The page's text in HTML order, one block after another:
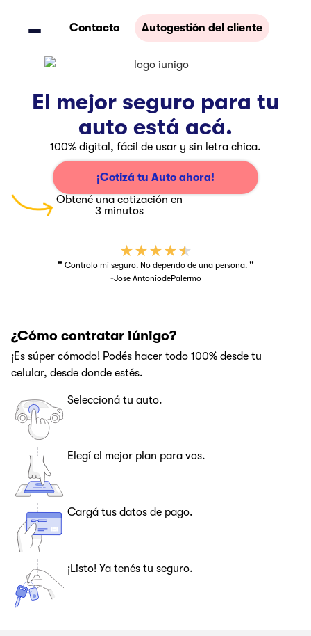
Contacto Autogestión del cliente
El mejor seguro para tu
auto está acá.
100% digital, fácil de usar y sin letra chica.
¡Cotizá tu Auto ahora!
Obtené una cotización en
3 minutos
★★★★★
★
"Controlo mi seguro. No dependo de una persona. "
-Jose AntoniodePalermo
¿Cómo contratar iúnigo?
¡Es súper cómodo! Podés hacer todo 100% desde tu
celular, desde donde estés.
Seleccioná tu auto.
Elegí el mejor plan para vos.
Cargá tus datos de pago.
¡Listo! Ya tenés tu seguro.